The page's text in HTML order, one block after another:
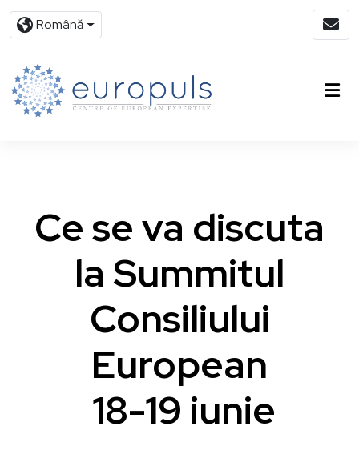
Română
Ce se va discuta
la Summitul
Consiliului
European
18-19 iunie